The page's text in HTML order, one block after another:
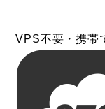
VPS不要・携帯